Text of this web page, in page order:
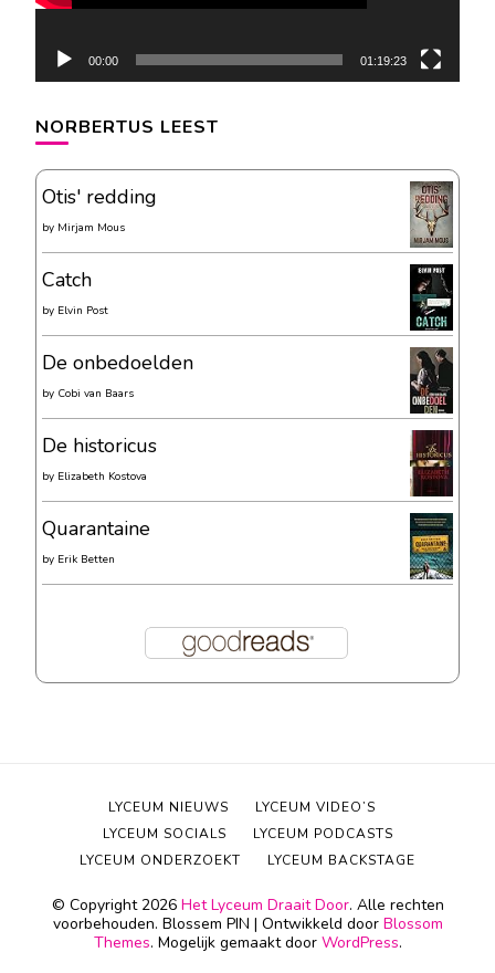
00:00 01:19:23
NORBERTUS LEEST
Otis' redding
by Mirjam Mous
Catch
by Elvin Post
De onbedoelden
by Cobi van Baars
De historicus
by Elizabeth Kostova
Quarantaine
by Erik Betten
© Copyright 2026 Het Lyceum Draait Door. Alle rechten
voorbehouden. Blossem PIN | Ontwikkeld door Blossom
Themes. Mogelijk gemaakt door WordPress.
LYCEUM NIEUWS
LYCEUM VIDEO’S
LYCEUM SOCIALS
LYCEUM PODCASTS
LYCEUM ONDERZOEKT
LYCEUM BACKSTAGE